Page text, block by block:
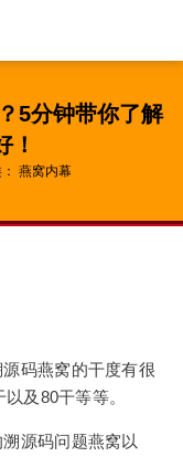
5分钟带你了解
！
燕窝内幕
码燕窝的干度有很
及80干等等。
源码问题燕窝以